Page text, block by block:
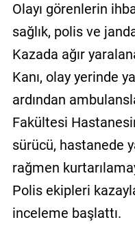
Olayı görenlerin
sağlık, polis ve
Kazada ağır
Kanı, olay yerinde
ardından
Fakültesi
sürücü, hastanede
rağmen
Polis ekipleri
inceleme başlattı.